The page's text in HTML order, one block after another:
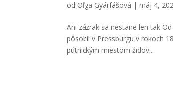
od Oľga Gyárfášová |máj 4,
Ani zázrak sa nestane len tak
pôsobil v Pressburgu v rokoch
pútnickým miestom židov...